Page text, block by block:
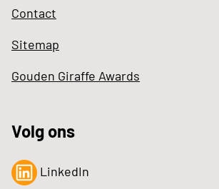
Contact
Sitemap
Gouden Giraffe Awards
Volg ons
LinkedIn